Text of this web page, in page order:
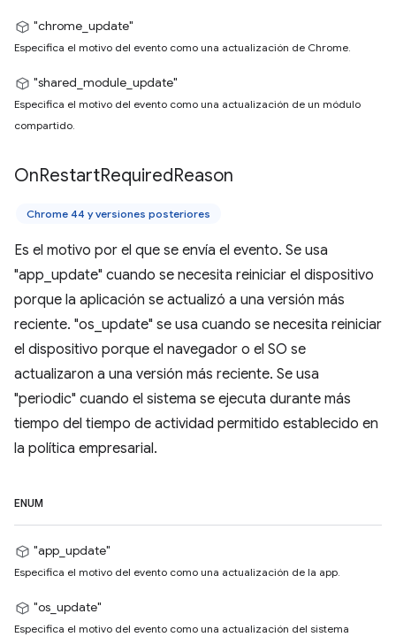
"chrome_update"
Especifica el motivo del evento como una actualización de Chrome.
"shared_module_update"
Especifica el motivo del evento como una actualización de un módulo
compartido.
OnRestartRequiredReason
Chrome 44 y versiones posteriores
Es el motivo por el que se envía el evento. Se usa
"app_update" cuando se necesita reiniciar el dispositivo
porque la aplicación se actualizó a una versión más
reciente. "os_update" se usa cuando se necesita reiniciar
el dispositivo porque el navegador o el SO se
actualizaron a una versión más reciente. Se usa
"periodic" cuando el sistema se ejecuta durante más
tiempo del tiempo de actividad permitido establecido en
la política empresarial.
ENUM
"app_update"
Especifica el motivo del evento como una actualización de la app.
"os_update"
Especifica el motivo del evento como una actualización del sistema